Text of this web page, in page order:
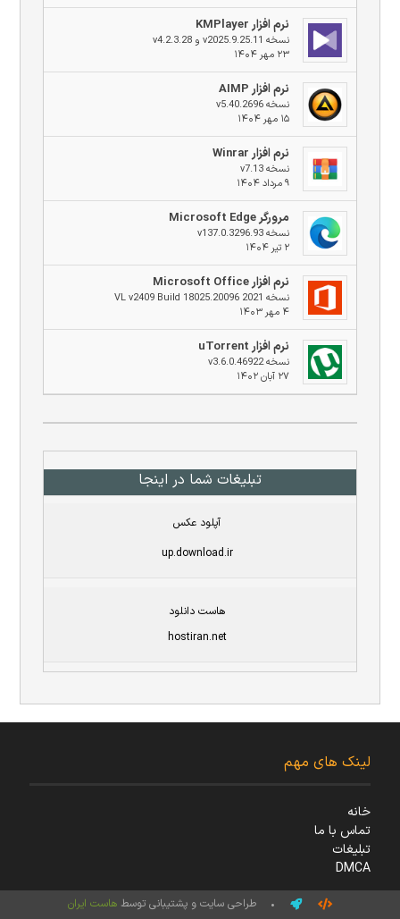
نرم افزار KMPlayer
نسخه v2025.9.25.11 و v4.2.3.28
۲۳ مهر ۱۴۰۴
نرم افزار AIMP
نسخه v5.40.2696
۱۵ مهر ۱۴۰۴
نرم افزار Winrar
نسخه v7.13
۹ مرداد ۱۴۰۴
مرورگر Microsoft Edge
نسخه v137.0.3296.93
۲ تیر ۱۴۰۴
نرم افزار Microsoft Office
نسخه 2021 VL v2409 Build 18025.20096
۴ مهر ۱۴۰۳
نرم افزار uTorrent
نسخه v3.6.0.46922
۲۷ آبان ۱۴۰۲
تبلیغات شما در اینجا
آپلود عکس
up.download.ir
هاست دانلود
hostiran.net
لینک های مهم
خانه
تماس با ما
تبلیغات
DMCA
• طراحی سایت و پشتیبانی توسط هاست ایران